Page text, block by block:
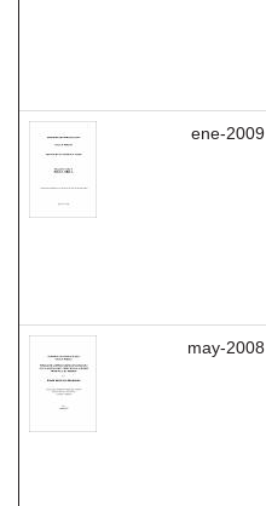
ene-2009
may-2008